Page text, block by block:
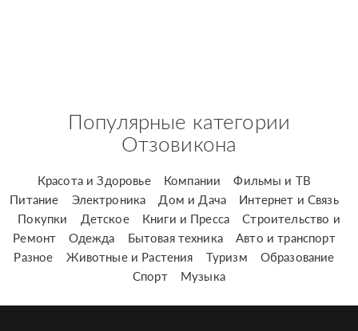
Популярные категории
Отзовикона
Красота и Здоровье Компании
Фильмы и ТВ
Питание
Электроника Дом и Дача
Интернет и Связь
Покупки
Детское Книги и Пресса
Строительство и
Ремонт
Одежда Бытовая техника
Авто и транспорт
Разное
Животные и Растения Туризм
Образование
Спорт
Музыка